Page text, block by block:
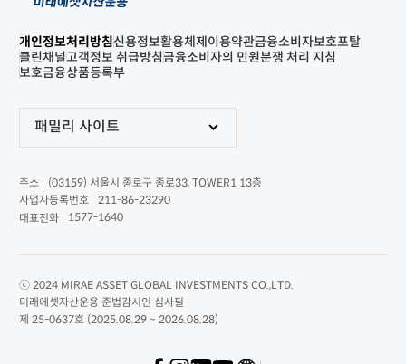
개인정보처리방침신용정보활용체제 이용약관금융소비자보호포탈
클린채널고객정보 취급방침금융소비자의 민원분쟁 처리 지침
보호금융상품등록부
패밀리 사이트
주소
(03159) 서울시 종로구 종로33, TOWER1 13층
사업자등록번호
211-86-23290
대표전화
1577-1640
ⓒ 2024 MIRAE ASSET GLOBAL INVESTMENTS CO.,LTD.
미래에셋자산운용 준법감시인 심사필
제 25-0637호 (2025.08.29 ~ 2026.08.28)